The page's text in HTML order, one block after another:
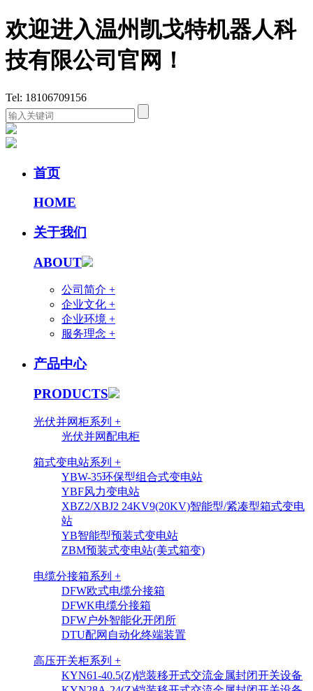
欢迎进入温州凯戈特机器人科
技有限公司官网！
Tel: 18106709156
首页
HOME
关于我们
ABOUT
公司简介 +
企业文化 +
企业环境 +
服务理念 +
产品中心
PRODUCTS
光伏并网柜系列 +
光伏并网配电柜
箱式变电站系列 +
YBW-35环保型组合式变电站
YBF风力变电站
XBZ2/XBJ2 24KV9(20KV)智能型/紧凑型箱式变电
站
YB智能型预装式变电站
ZBM预装式变电站(美式箱变)
电缆分接箱系列 +
DFW欧式电缆分接箱
DFWK电缆分接箱
DFW户外智能化开闭所
DTU配网自动化终端装置
高压开关柜系列 +
KYN61-40.5(Z)铠装移开式交流金属封闭开关设备